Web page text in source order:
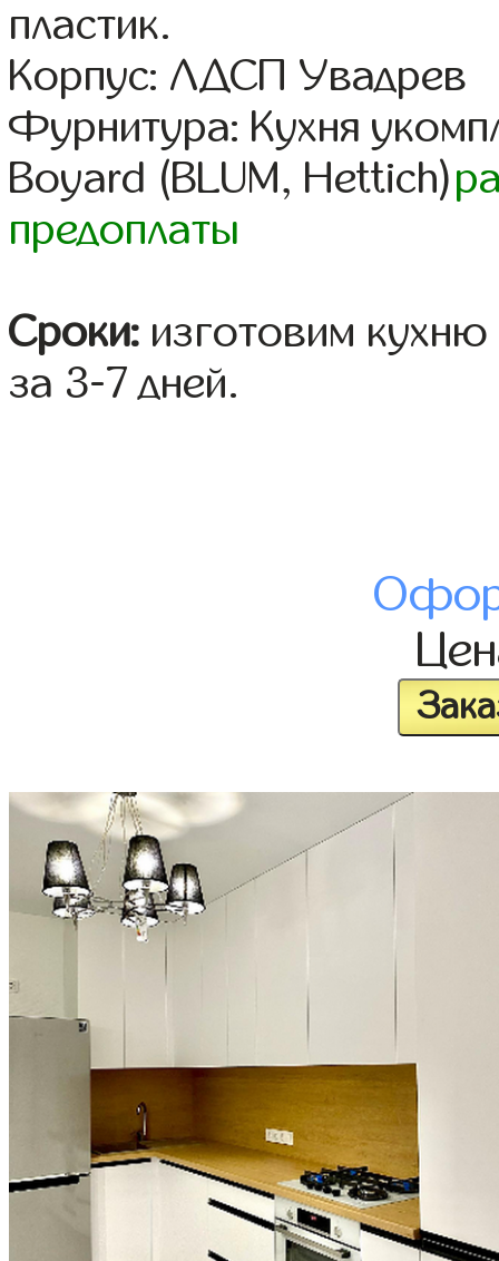
пластик.
Корпус: ЛДСП Увадрев
Фурнитура: Кухня
Boyard (BLUM, Hettich)
предоплаты
Сроки: изготовим
за 3-7 дней.